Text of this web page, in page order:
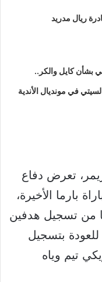
ريال مدريد
بشأن كايل والكر..
في مونديال الأندية
تعرض دفاع
بارما الأخيرة،
من تسجيل هدفين
بتسجيل
تيم وياه